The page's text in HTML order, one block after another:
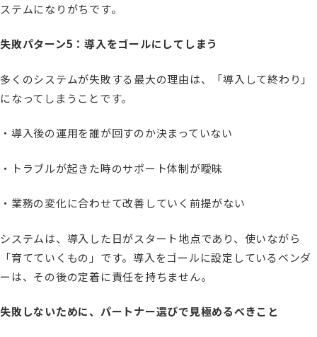
ステムになりがちです。
失敗パターン5：導入をゴールにしてしまう
多くのシステムが失敗する最大の理由は、「導入して終わり」
になってしまうことです。
・導入後の運用を誰が回すのか決まっていない
・トラブルが起きた時のサポート体制が曖昧
・業務の変化に合わせて改善していく前提がない
システムは、導入した日がスタート地点であり、使いながら
「育てていくもの」です。導入をゴールに設定しているベンダ
ーは、その後の定着に責任を持ちません。
失敗しないために、パートナー選びで見極めるべきこと